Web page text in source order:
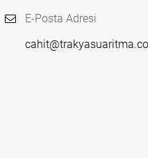
E-Posta Adresi